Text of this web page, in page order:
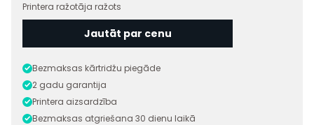
Printera ražotāja ražots
Jautāt par cenu
Bezmaksas kārtridžu piegāde
2 gadu garantija
Printera aizsardzība
Bezmaksas atgriešana 30 dienu laikā